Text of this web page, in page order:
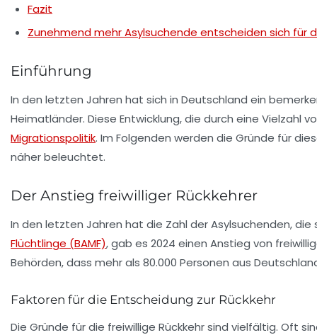
Fazit
Zunehmend mehr Asylsuchende entscheiden sich für
Einführung
In den letzten Jahren hat sich in Deutschland ein
Heimatländer. Diese Entwicklung, die durch eine Vielzahl
Migrationspolitik. Im Folgenden werden die Gründe für
näher beleuchtet.
Der Anstieg freiwilliger Rückkehrer
In den letzten Jahren hat die Zahl der Asylsuchenden,
Flüchtlinge (BAMF), gab es 2024 einen Anstieg von
Behörden, dass mehr als 80.000 Personen aus
Faktoren für die Entscheidung zur Rückkehr
Die Gründe für die freiwillige Rückkehr sind vielfältig. Oft